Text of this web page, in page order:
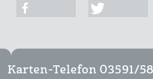
Karten-Telefon 03591/